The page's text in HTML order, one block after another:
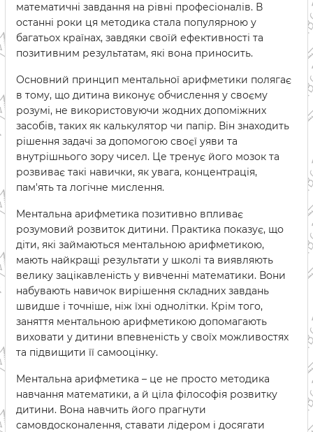
математичні завдання на рівні професіоналів. В
останні роки ця методика стала популярною у
багатьох країнах, завдяки своїй ефективності та
позитивним результатам, які вона приносить.
Основний принцип ментальної арифметики полягає
в тому, що дитина виконує обчислення у своєму
розумі, не використовуючи жодних допоміжних
засобів, таких як калькулятор чи папір. Він знаходить
рішення задачі за допомогою своєї уяви та
внутрішнього зору чисел. Це тренує його мозок та
розвиває такі навички, як увага, концентрація,
пам'ять та логічне мислення.
Ментальна арифметика позитивно впливає
розумовий розвиток дитини. Практика показує, що
діти, які займаються ментальною арифметикою,
мають найкращі результати у школі та виявляють
велику зацікавленість у вивченні математики. Вони
набувають навичок вирішення складних завдань
швидше і точніше, ніж їхні однолітки. Крім того,
заняття ментальною арифметикою допомагають
виховати у дитини впевненість у своїх можливостях
та підвищити її самооцінку.
Ментальна арифметика – це не просто методика
навчання математики, а й ціла філософія розвитку
дитини. Вона навчить його прагнути
самовдосконалення, ставати лідером і досягати